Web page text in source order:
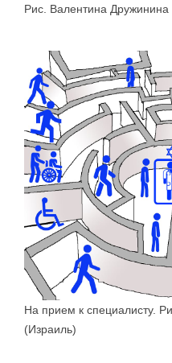
Рис. Валентина Дружинина
На прием к специалисту.
(Израиль)